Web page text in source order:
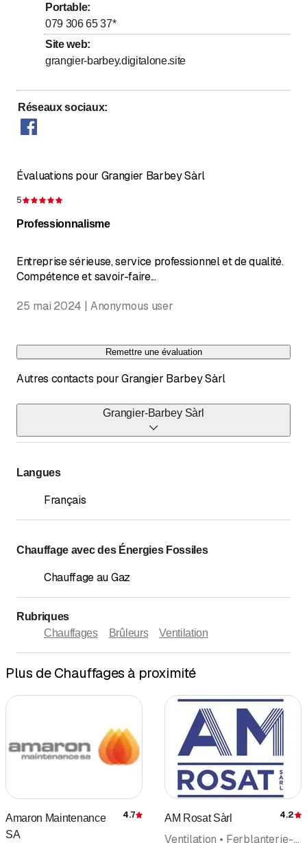
Portable:
079 306 65 37*
Site web:
grangier-barbey.digitalone.site
Réseaux sociaux:
Évaluations pour Grangier Barbey Sàrl
5
Professionnalisme
Entreprise sérieuse, service professionnel et de qualité.
Compétence et savoir-faire...
25 mai 2024 | Anonymous user
Remettre une évaluation
Autres contacts pour Grangier Barbey Sàrl
Grangier-Barbey Sàrl
026 652 34 49
Langues
Français
Chauffage avec des Énergies Fossiles
Chauffage au Gaz
Rubriques
Chauffages
Brûleurs Ventilation
Plus de Chauffages à proximité
Amaron Maintenance
SA
Évaluation
4.7 AM Rosat Sàrl 4.2
Ventilation • Ferblanterie-couverture • Sanitaire • Installations sanitaires • Tubage • Cheminée, fourneau, poêle • Façades • Toitures • Chauffages